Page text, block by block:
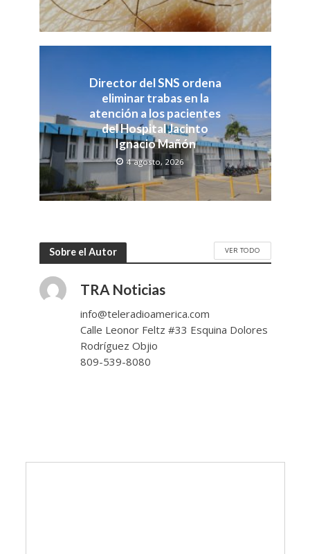
Director del SNS ordena
eliminar trabas en la
atención a los pacientes
del Hospital Jacinto
Ignacio Mañón
4 agosto, 2026
Sobre el Autor VER TODO
TRA Noticias
info@teleradioamerica.com
Calle Leonor Feltz #33 Esquina Dolores
Rodríguez Objio
809-539-8080